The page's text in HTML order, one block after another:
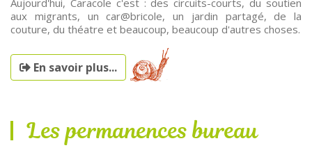
Aujourd'hui, Caracole c'est : des circuits-courts, du soutien
aux migrants, un car@bricole, un jardin partagé, de la
couture, du théatre et beaucoup, beaucoup d'autres choses.
En savoir plus...
Les permanences bureau